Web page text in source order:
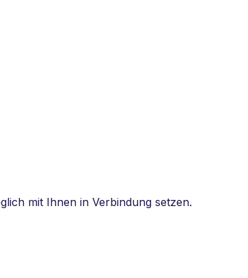
mit Ihnen in Verbindung setzen.